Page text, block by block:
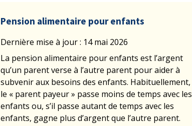
Pension alimentaire pour enfants
Dernière mise à jour : 14 mai 2026
La pension alimentaire pour enfants est l’argent
qu’un parent verse à l’autre parent pour aider à
subvenir aux besoins des enfants. Habituellement,
le « parent payeur » passe moins de temps avec les
enfants ou, s’il passe autant de temps avec les
enfants, gagne plus d’argent que l’autre parent.